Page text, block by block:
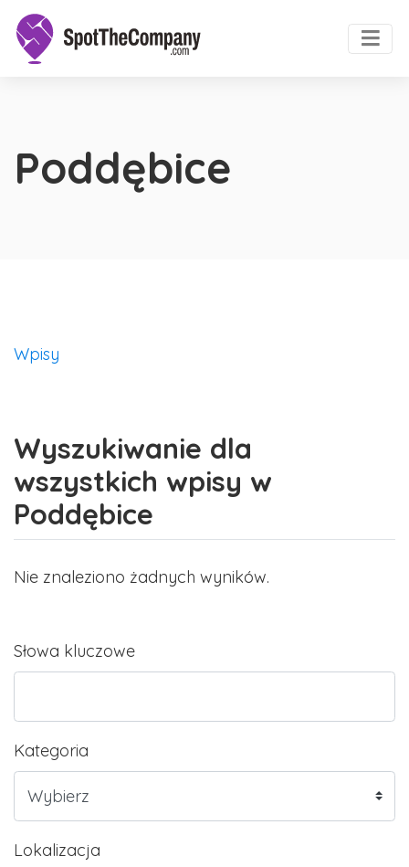
Poddębice
Słowa kluczowe
Kategoria
Lokalizacja
Wpisy
Wyszukiwanie dla
wszystkich wpisy w
Poddębice
Nie znaleziono żadnych wyników.